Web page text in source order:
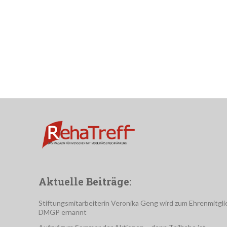
Aktuelle Beiträge:
Stiftungsmitarbeiterin Veronika Geng wird zum
DMGP ernannt